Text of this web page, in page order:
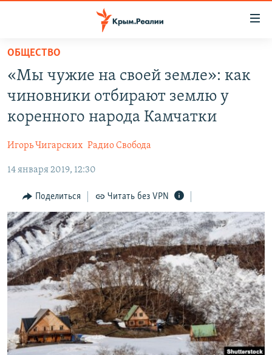
Вернуться
основному
содержанию
главной
навигации
Вернутся
поиску
СПЕЦПРОЕКТЫ
11 ЛЕТ ОККУПАЦИИ КРЫМА. 11 ИСТОРИЙ СОПРОТИВЛЕНИЯ
ЕЩЕ
ИНТЕРАКТИВ
ИНФОГРАФИКА
ТЕЛЕПРОЕКТ КРЫМ.РЕАЛИИ
СОВЕТЫ ПРАВОЗАЩИТНИКОВ
ПРОПАВШИЕ БЕЗ ВЕСТИ
ПОБЕДИТЕЛЕЙ НЕ СУДЯТ?
КРЫМ.НЕПОКОРЕННЫЙ
ELIFBE
УКРАИНСКАЯ ПРОБЛЕМА КРЫМА
РАДІО СВОБОДА
КАК ОБОЙТИ БЛОКИРОВКУ
Українською
Qırımtatar
ПРИСОЕДИНЯЙТЕСЬ!
ОБЩЕСТВО
«Мы чужие на своей земле»: как
чиновники отбирают землю у
коренного народа Камчатки
Игорь Чигарских Радио Свобода
14 января 2019, 12:30
Поделиться Читать без VPN